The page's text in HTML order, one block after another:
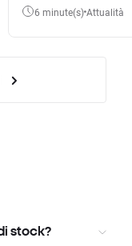
6 minute(s) Attualità
stock?